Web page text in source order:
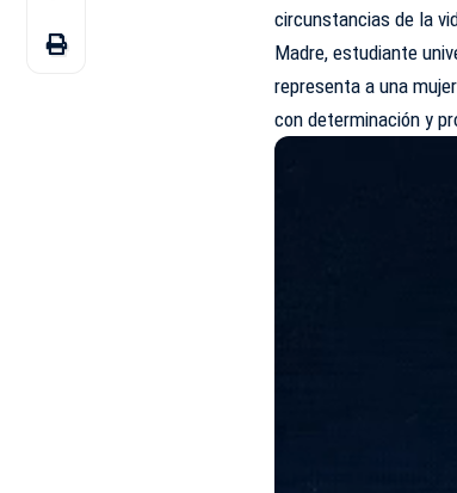
circunstancias de la
Madre, estudiante
representa a una
con determinación y